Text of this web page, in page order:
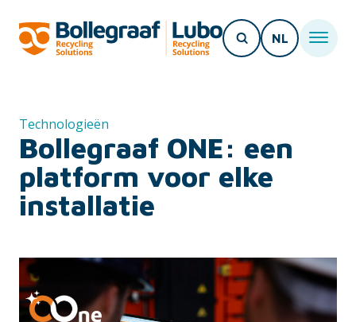
NL
Technologieën
Bollegraaf ONE: een
platform voor elke
installatie